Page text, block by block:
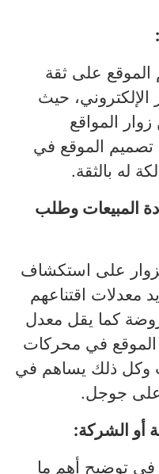
الموقع على ثقة
الإلكتروني، حيث
أن 75% من زوار المواقع
الموقع في
له بالثقة.
المبيعات وطلب
على استكشاف
معدلات اقتناعهم
كما يقل معدل
الموقع في محركات
وكل ذلك يساهم في
على جوجل.
في توضيح أهم ما